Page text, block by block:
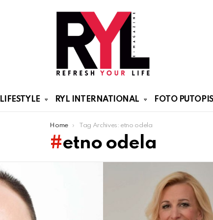
LIFESTYLE RYL INTERNATIONAL FOTO PUTOPISI
Home Tag Archives: etno odela
etno odela